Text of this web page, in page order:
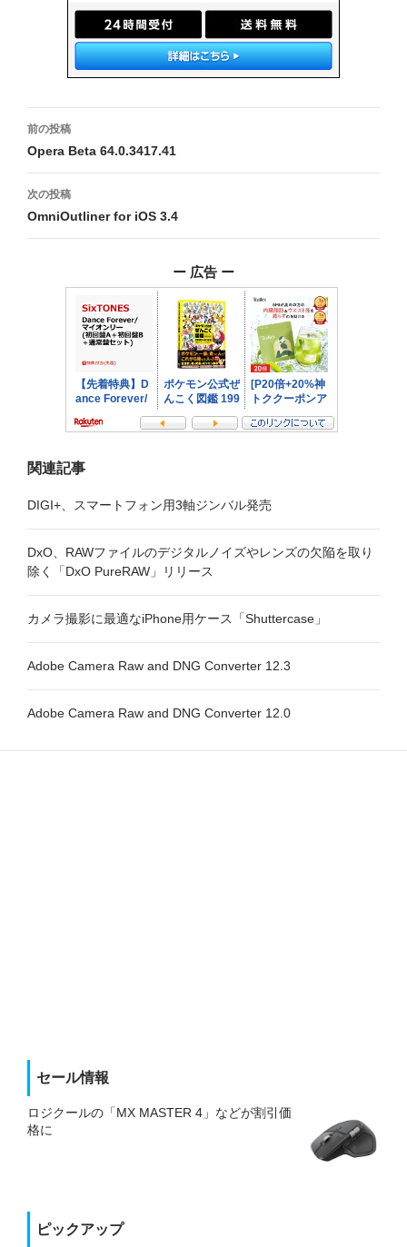
投
稿
ナ
ビ
前の投稿
Opera Beta 64.0.3417.41
次の投稿
OmniOutliner for iOS 3.4
ー 広告 ー
関連記事
DIGI+、スマートフォン用3軸ジンバル発売
DxO、RAWファイルのデジタルノイズやレンズの欠陥を取り
除く「DxO PureRAW」リリース
カメラ撮影に最適なiPhone用ケース「Shuttercase」
Adobe Camera Raw and DNG Converter 12.3
Adobe Camera Raw and DNG Converter 12.0
セール情報
ロジクールの「MX MASTER 4」などが割引価
格に
ピックアップ